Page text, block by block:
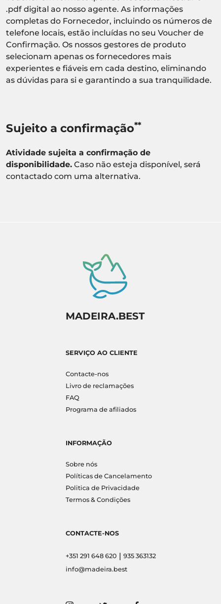
.pdf digital ao nosso agente. As informações
completas do Fornecedor, incluindo os números de
telefone locais, estão incluídas no seu Voucher de
Confirmação. Os nossos gestores de produto
selecionam apenas os fornecedores mais
experientes e fiáveis em cada destino, eliminando
as dúvidas para si e garantindo a sua tranquilidade.
Sujeito a confirmação**
Atividade sujeita a confirmação de
disponibilidade. Caso não esteja disponível, será
contactado com uma alternativa.
MADEIRA.BEST
SERVIÇO AO CLIENTE
Contacte-nos
Livro de reclamações
FAQ
Programa de afiliados
INFORMAÇÃO
Sobre nós
Políticas de Cancelamento
Politica de Privacidade
Termos & Condições
CONTACTE-NOS
+351 291 648 620 | 935 363132
info@madeira.best